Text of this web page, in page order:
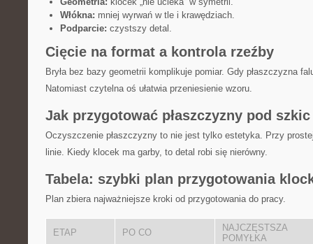
Włókna: mniej wyrwań w tle i krawędziach.
Podparcie: czystszy detal.
Cięcie na format a kontrola rzeźby
Bryła bez bazy geometrii komplikuje pomiar. Gdy płaszczyzna
Natomiast czytelna oś ułatwia przeniesienie wzoru.
Jak przygotować płaszczyzny pod
Oczyszczenie płaszczyzny to nie jest tylko estetyka. Przy
linie. Kiedy klocek ma garby, to detal robi się nierówny.
Tabela: szybki plan przygotowania
Plan zbiera najważniejsze kroki od przygotowania do pracy.
ETAP PO CO
NAJCZĘSTSZA
POMYŁKA